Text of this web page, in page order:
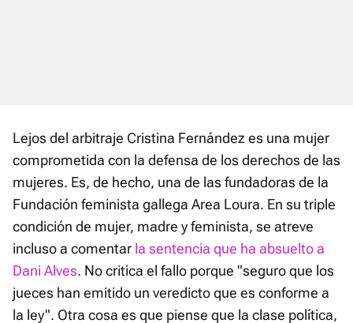
Lejos del arbitraje Cristina Fernández es una mujer
comprometida con la defensa de los derechos de las
mujeres. Es, de hecho, una de las fundadoras de la
Fundación feminista gallega Area Loura. En su triple
condición de mujer, madre y feminista, se atreve
incluso a comentar la sentencia que ha absuelto a
Dani Alves. No critica el fallo porque "seguro que los
jueces han emitido un veredicto que es conforme a
la ley". Otra cosa es que piense que la clase política,